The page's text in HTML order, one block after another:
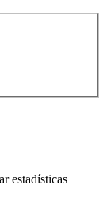
estadísticas